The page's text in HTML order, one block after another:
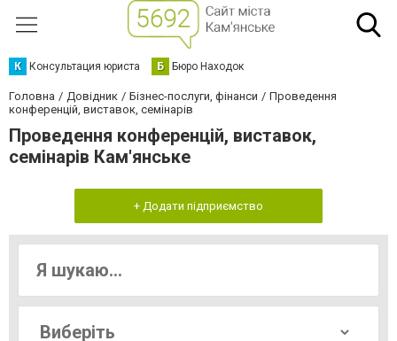
К Консультация юриста Б Бюро Находок
Головна Довідник Бізнес-послуги, фінанси
Проведення
конференцій, виставок, семінарів
Проведення конференцій, виставок,
семінарів Кам'янське
+ Додати підприємство